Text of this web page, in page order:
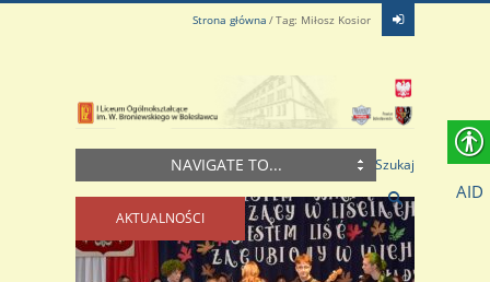
Strona główna Tag: Miłosz Kosior
NAVIGATE TO... Szukaj
AKTUALNOŚCI
AID